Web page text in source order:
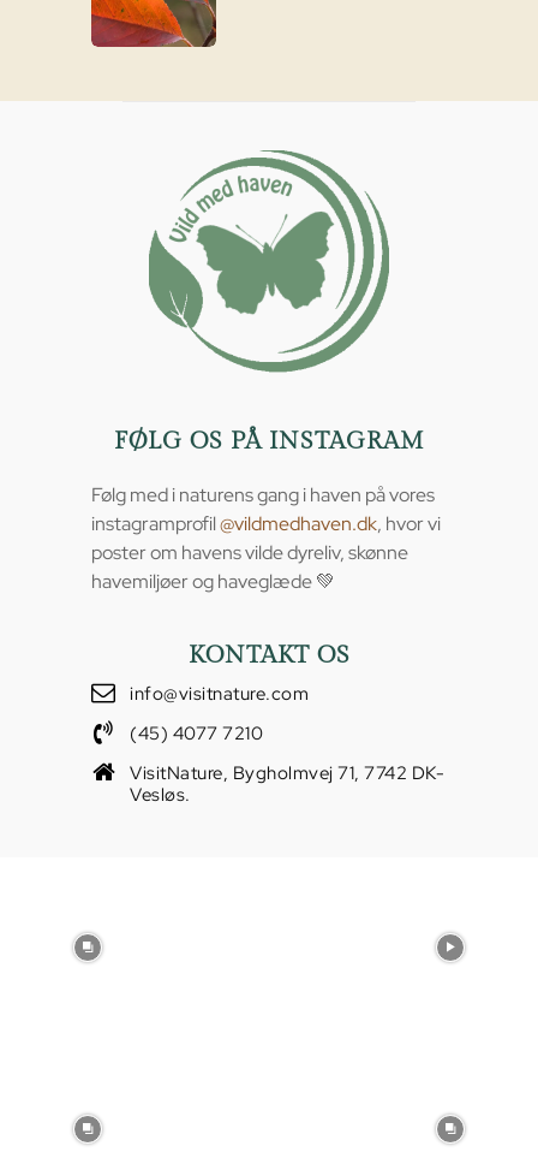
FØLG OS PÅ INSTAGRAM
Følg med i naturens gang i haven på vores
instagramprofil@vildmedhaven.dk, hvor vi
poster om havens vilde dyreliv, skønne
havemiljøer og haveglæde 💚
KONTAKT OS
info@visitnature.com
(45) 4077 7210
VisitNature, Bygholmvej 71, 7742 DK-
Vesløs.